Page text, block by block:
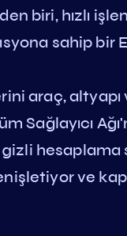
biri, hızlı
sahip bir
araç,
ve